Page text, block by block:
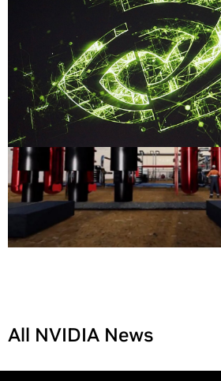
All NVIDIA News